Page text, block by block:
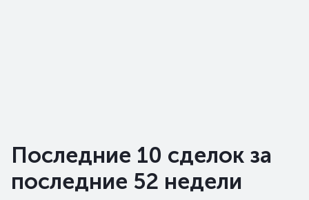
Последние 10 сделок за
последние 52 недели